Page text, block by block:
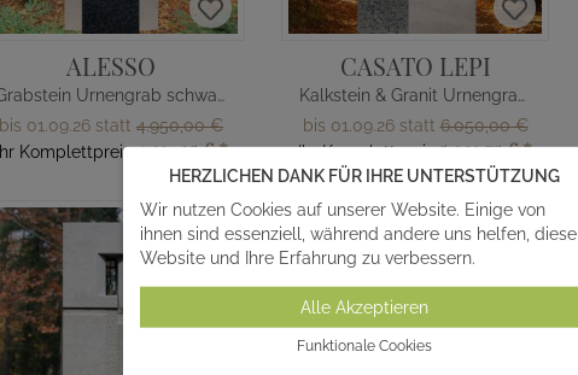
ALESSO
Grabstein Urnengrab schwarz & weiß
bis 01.09.26 statt 4.950,00 €
Ihr Komplettpreis 4.331,25 €*
CASATO LEPI
Kalkstein & Granit Urnengrabstein mit Bronze Tafel
bis 01.09.26 statt6.050,00 €
Ihr Komplettpreis 5.293,75 €*
HERZLICHEN DANK FÜR IHRE UNTERSTÜTZUNG
Wir nutzen Cookies auf unserer Website. Einige von
ihnen sind essenziell, während andere uns helfen, diese
Website und Ihre Erfahrung zu verbessern.
Alle Akzeptieren
Funktionale Cookies